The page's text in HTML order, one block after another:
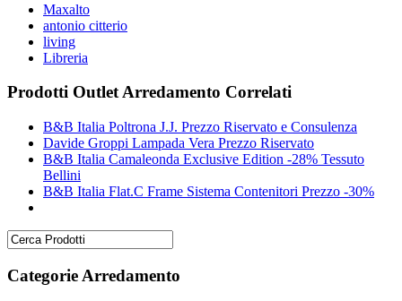
Maxalto
antonio citterio
living
Libreria
Prodotti Outlet Arredamento Correlati
B&B Italia Poltrona J.J. Prezzo Riservato e Consulenza
Davide Groppi Lampada Vera Prezzo Riservato
B&B Italia Camaleonda Exclusive Edition -28% Tessuto
Bellini
B&B Italia Flat.C Frame Sistema Contenitori Prezzo -30%
Categorie Arredamento